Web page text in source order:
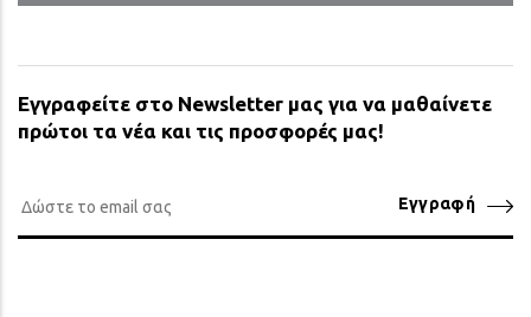
Εγγραφείτε στο Newsletter μας για να μαθαίνετε
πρώτοι τα νέα και τις προσφορές μας!
Εγγραφή